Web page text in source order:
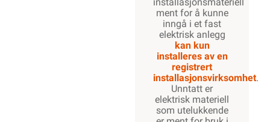
ment for å kunne
inngå i et fast
elektrisk anlegg
kan kun
installeres av en
registrert
installasjonsvirksomhet.
Unntatt er
elektrisk materiell
som utelukkende